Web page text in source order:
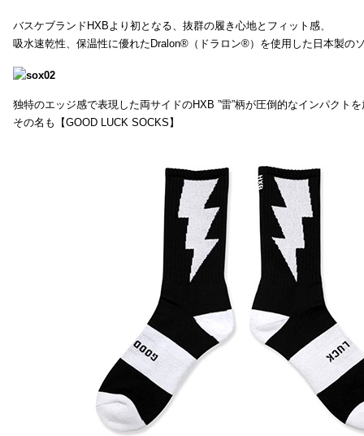
バスケブランドHXBより初となる、抜群の履き心地とフィット感、
吸水速乾性、保温性に優れたDralon®（ドラロン®）を使用した日本製の
独特のエッジ感で表現した両サイドのHXB ”雷”柄が圧倒的なインパクト
その名も【GOOD LUCK SOCKS】